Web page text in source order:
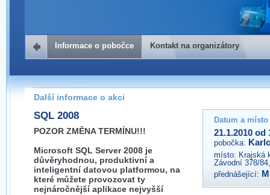
Kontakt na organizátory
Pokud máte jakýkoliv dotaz na organizátory této akce,
prosím neváhejte nás kontaktovat na e-mailu:
kvary@wug.cz
Informace o pobočce Kontakt na organizátory
Další informace o akci
SQL 2008
POZOR ZMĚNA TERMÍNU!!!
Microsoft SQL Server 2008 je
důvěryhodnou, produktivní a
inteligentní datovou platformou, na
které můžete provozovat ty
nejnáročnější aplikace nejvyšší
Datum a
21.1.2010 od
pobočka:
místo: Krajská
Závodní 378/
přednášející: